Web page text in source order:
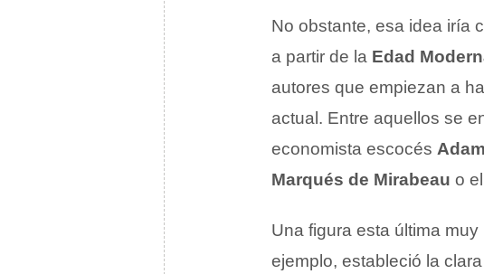
No obstante, esa idea iría
a partir de la Edad
autores que empiezan a
actual. Entre aquellos se
economista escocés
Marqués de Mirabeau o
Una figura esta última
ejemplo, estableció la